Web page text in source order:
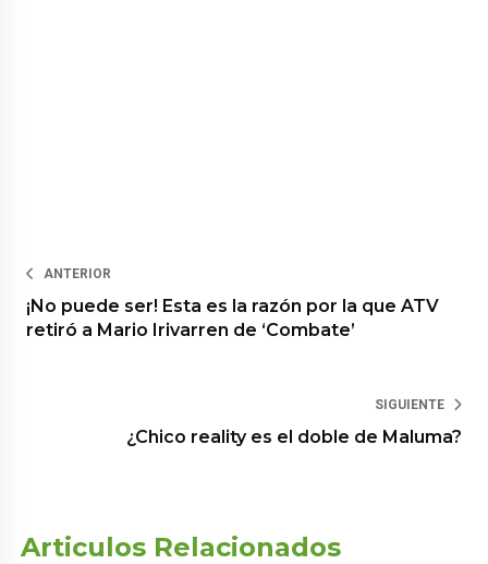
ANTERIOR
¡No puede ser! Esta es la razón por la que ATV
retiró a Mario Irivarren de ‘Combate’
SIGUIENTE
¿Chico reality es el doble de Maluma?
Articulos Relacionados